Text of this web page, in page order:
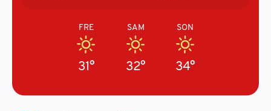
FRE
31°
SAM
32°
SON
34°